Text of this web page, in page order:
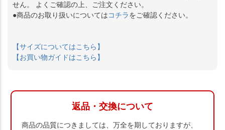
せん。 よくご確認の上、ご注文ください。
●商品のお取り扱いについてはコチラをご確認ください。
【サイズについてはこちら】
【お買い物ガイドはこちら】
返品・交換について
商品の品質につきましては、万全を期しておりますが、